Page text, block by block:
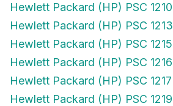
Hewlett Packard (HP) PSC 1210
Hewlett Packard (HP) PSC 1213
Hewlett Packard (HP) PSC 1215
Hewlett Packard (HP) PSC 1216
Hewlett Packard (HP) PSC 1217
Hewlett Packard (HP) PSC 1219